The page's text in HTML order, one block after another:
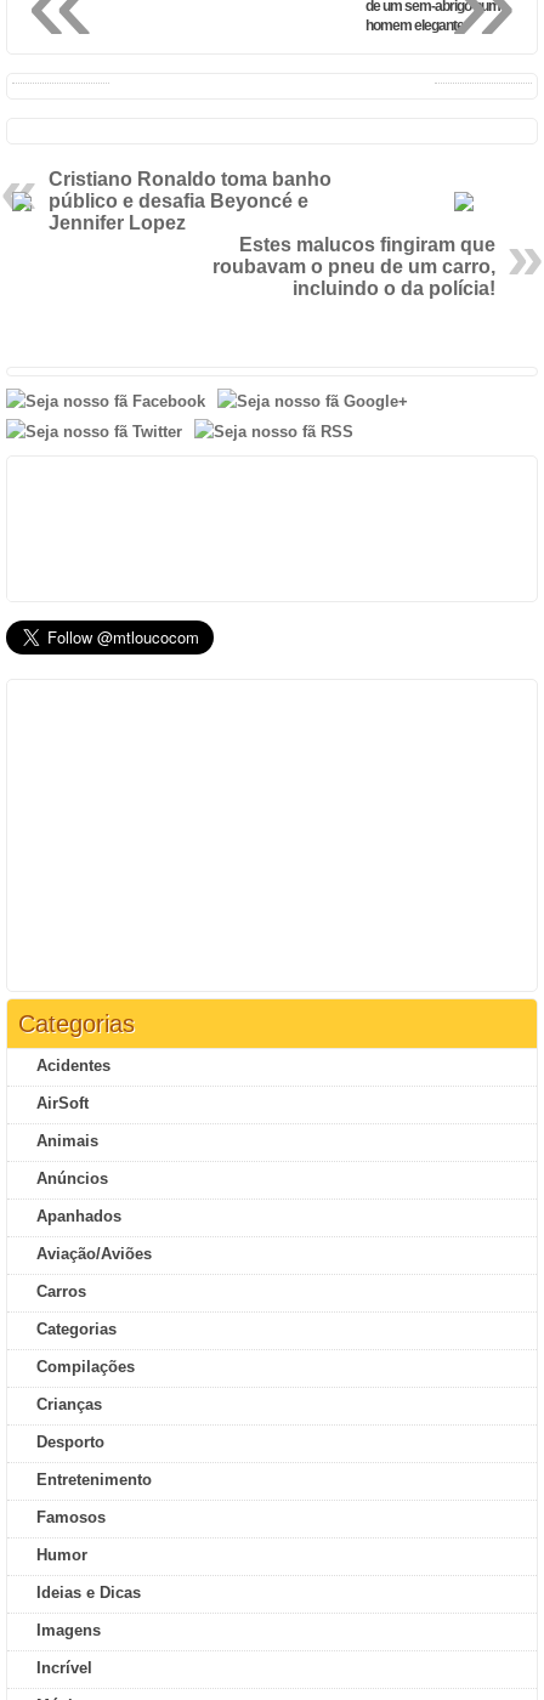
de um sem-abrigo num
homem elegante
Cristiano Ronaldo toma banho
público e desafia Beyoncé e
Jennifer Lopez
Estes malucos fingiram que
roubavam o pneu de um carro,
incluindo o da polícia!
Categorias
Acidentes
AirSoft
Animais
Anúncios
Apanhados
Aviação/Aviões
Carros
Categorias
Compilações
Crianças
Desporto
Entretenimento
Famosos
Humor
Ideias e Dicas
Imagens
Incrível